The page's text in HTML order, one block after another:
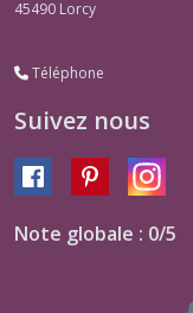
45490 Lorcy
Téléphone
Suivez nous
Note globale : 0/5